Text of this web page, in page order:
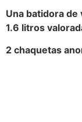
Una batidora de
1.6 litros
2 chaquetas